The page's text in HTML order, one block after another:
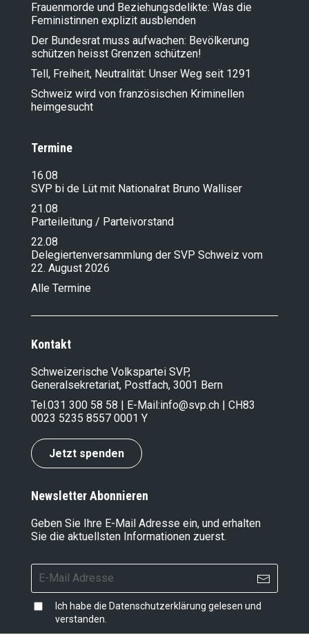
Frauenmorde und Beziehungsdelikte: Was die
Feministinnen explizit ausblenden
Der Bundesrat muss aufwachen: Bevölkerung
schützen heisst Grenzen schützen!
Tell, Freiheit, Neutralität: Unser Weg seit 1291
Schweiz wird von französischen Kriminellen
heimgesucht
Termine
16.08
SVP bi de Lüt mit Nationalrat Bruno Walliser
21.08
Parteileitung / Parteivorstand
22.08
Delegiertenversammlung der SVP Schweiz vom
22. August 2026
Alle Termine
Kontakt
Schweizerische Volkspartei SVP,
Generalsekretariat, Postfach, 3001 Bern
Tel.031 300 58 58 | E-Mail:info@svp.ch | CH83
0023 5235 8557 0001 Y
Jetzt spenden
Newsletter Abonnieren
Geben Sie Ihre E-Mail Adresse ein, und erhalten
Sie die aktuellsten Informationen zuerst.
Ich habe die Datenschutzerklärung gelesen und
verstanden.